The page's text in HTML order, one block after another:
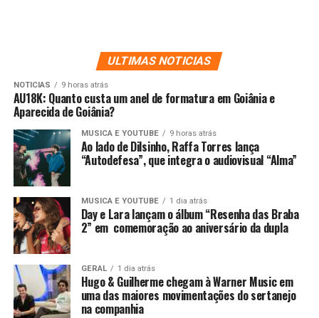
ULTIMAS NOTICIAS
NOTICIAS 9 horas atrás
AU18K: Quanto custa um anel de formatura em Goiânia e
Aparecida de Goiânia?
MUSICA E YOUTUBE 9 horas atrás
Ao lado de Dilsinho, Raffa Torres lança
“Autodefesa”, que integra o audiovisual “Alma”
MUSICA E YOUTUBE 1 dia atrás
Day e Lara lançam o álbum “Resenha das Braba
2” em comemoração ao aniversário da dupla
GERAL 1 dia atrás
Hugo & Guilherme chegam à Warner Music em
uma das maiores movimentações do sertanejo
na companhia